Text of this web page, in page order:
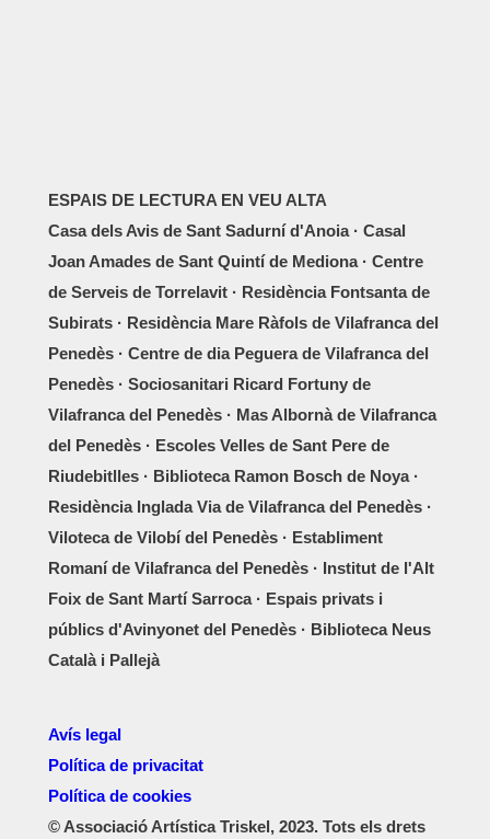
ESPAIS DE LECTURA EN VEU ALTA
Casa dels Avis de Sant Sadurní d'Anoia · Casal
Joan Amades de Sant Quintí de Mediona · Centre
de Serveis de Torrelavit · Residència Fontsanta de
Subirats · Residència Mare Ràfols de Vilafranca del
Penedès · Centre de dia Peguera de Vilafranca del
Penedès · Sociosanitari Ricard Fortuny de
Vilafranca del Penedès · Mas Albornà de Vilafranca
del Penedès · Escoles Velles de Sant Pere de
Riudebitlles · Biblioteca Ramon Bosch de Noya ·
Residència Inglada Via de Vilafranca del Penedès ·
Viloteca de Vilobí del Penedès · Establiment
Romaní de Vilafranca del Penedès · Institut de l'Alt
Foix de Sant Martí Sarroca · Espais privats i
públics d'Avinyonet del Penedès · Biblioteca Neus
Català i Pallejà
Avís legal
Política de privacitat
Política de cookies
© Associació Artística Triskel, 2023. Tots els drets